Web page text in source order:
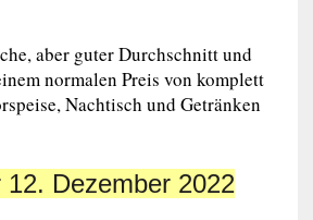
aber guter Durchschnitt und
normalen Preis von komplett
Nachtisch und Getränken
12. Dezember 2022